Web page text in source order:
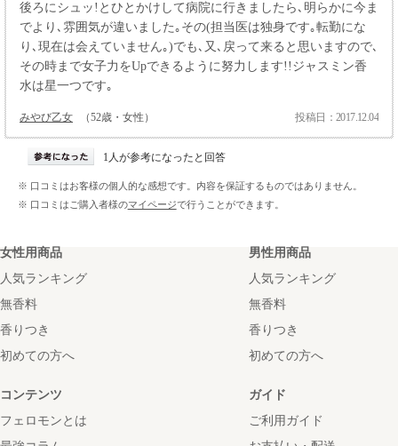
後ろにシュッ!とひとかけして病院に行きましたら､明らかに今ま
でより､雰囲気が違いました｡その(担当医は独身です｡転勤にな
り､現在は会えていません｡)でも､又､戻って来ると思いますので､
その時まで女子力をUpできるように努力します!!ジャスミン香
水は星一つです｡
みやび乙女 （52歳・女性） 投稿日：2017.12.04
1人が参考になったと回答
※ 口コミはお客様の個人的な感想です。内容を保証するものではありません。
※ 口コミはご購入者様のマイページで行うことができます。
女性用商品
人気ランキング
無香料
香りつき
初めての方へ
男性用商品
人気ランキング
無香料
香りつき
初めての方へ
コンテンツ
フェロモンとは
ガイド
ご利用ガイド